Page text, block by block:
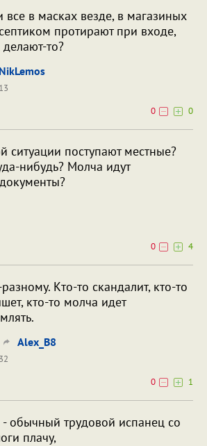
в масках везде, в магазиных
протирают при входе,
то?
NikLemos
0
0
ситуации поступают местные?
нибудь? Молча идут
0
4
Кто-то скандалит, кто-то
кто-то молча идет
Alex_B8
0
1
- обычный трудовой испанец со
плачу,